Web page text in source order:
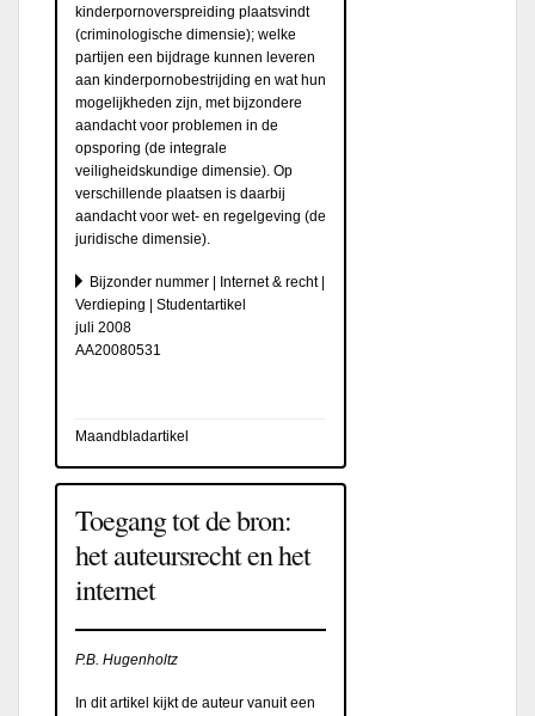
kinderpornoverspreiding plaatsvindt
(criminologische dimensie); welke
partijen een bijdrage kunnen leveren
aan kinderpornobestrijding en wat hun
mogelijkheden zijn, met bijzondere
aandacht voor problemen in de
opsporing (de integrale
veiligheidskundige dimensie). Op
verschillende plaatsen is daarbij
aandacht voor wet- en regelgeving (de
juridische dimensie).
Bijzonder nummer | Internet & recht |
Verdieping | Studentartikel
juli 2008
AA20080531
Maandbladartikel
Toegang tot de bron:
het auteursrecht en het
internet
P.B. Hugenholtz
In dit artikel kijkt de auteur vanuit een